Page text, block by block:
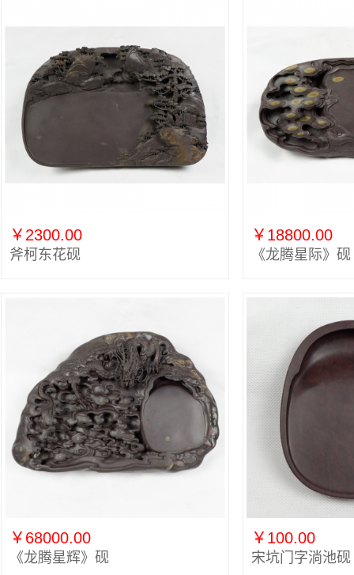
￥2300.00
斧柯东花砚
￥18800.00
《龙腾星际》砚
￥68000.00
《龙腾星辉》砚
￥100.00
宋坑门字淌池砚